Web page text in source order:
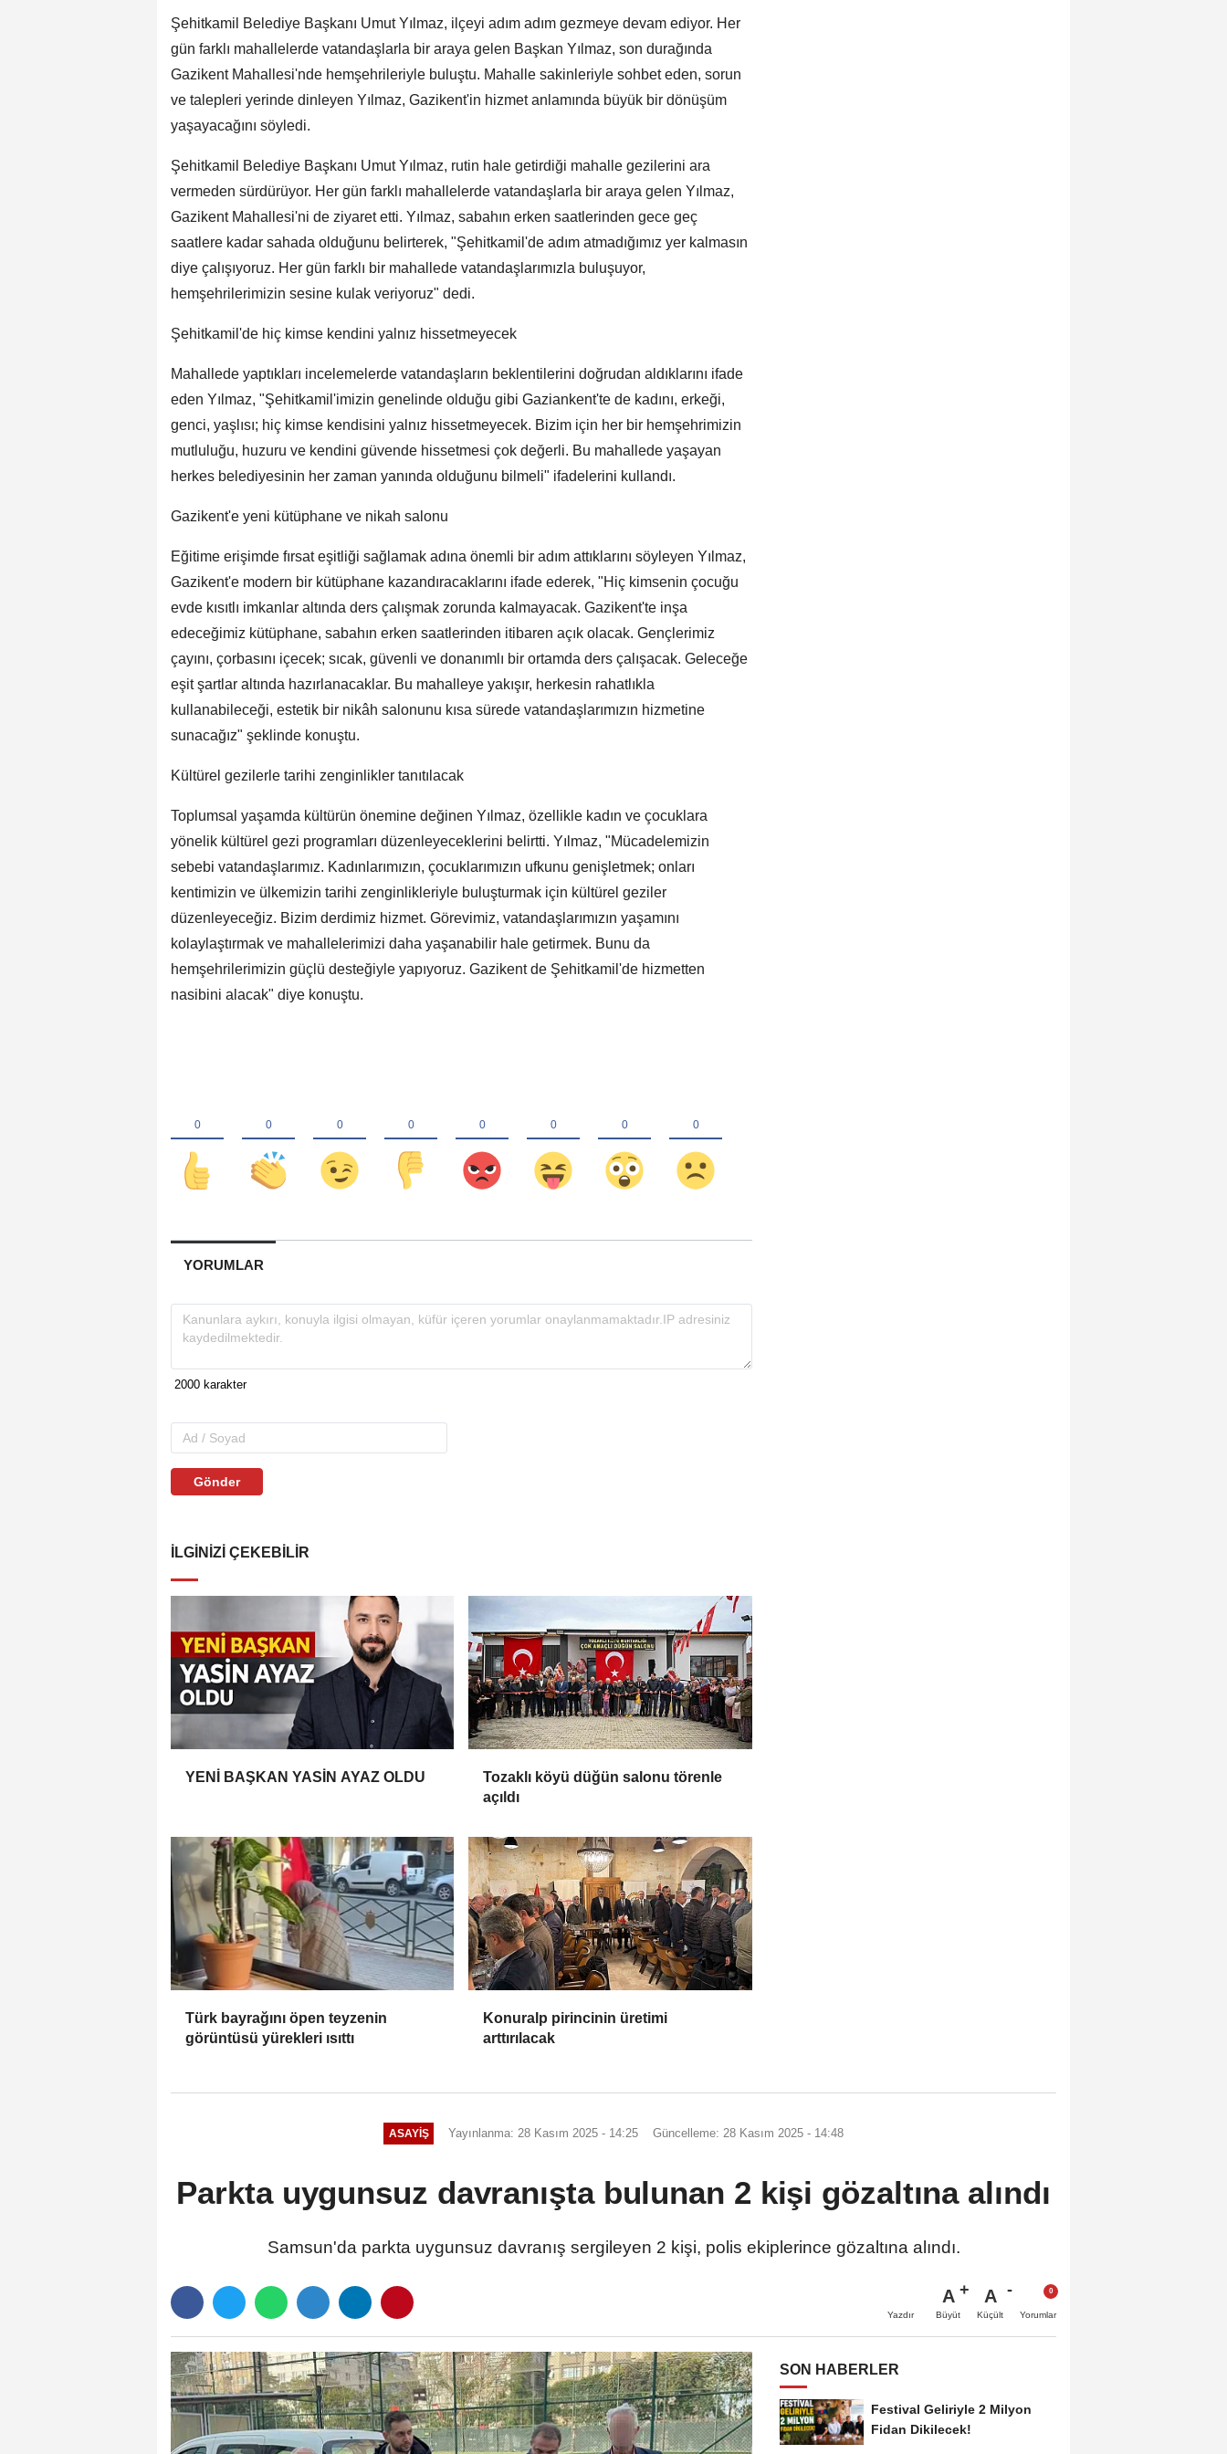
Şehitkamil Belediye Başkanı Umut Yılmaz, ilçeyi adım adım gezmeye devam ediyor. Her
gün farklı mahallelerde vatandaşlarla bir araya gelen Başkan Yılmaz, son durağında
Gazikent Mahallesi'nde hemşehrileriyle buluştu. Mahalle sakinleriyle sohbet eden, sorun
ve talepleri yerinde dinleyen Yılmaz, Gazikent'in hizmet anlamında büyük bir dönüşüm
yaşayacağını söyledi.
Şehitkamil Belediye Başkanı Umut Yılmaz, rutin hale getirdiği mahalle gezilerini ara
vermeden sürdürüyor. Her gün farklı mahallelerde vatandaşlarla bir araya gelen Yılmaz,
Gazikent Mahallesi'ni de ziyaret etti. Yılmaz, sabahın erken saatlerinden gece geç
saatlere kadar sahada olduğunu belirterek, "Şehitkamil'de adım atmadığımız yer kalmasın
diye çalışıyoruz. Her gün farklı bir mahallede vatandaşlarımızla buluşuyor,
hemşehrilerimizin sesine kulak veriyoruz" dedi.
Şehitkamil'de hiç kimse kendini yalnız hissetmeyecek
Mahallede yaptıkları incelemelerde vatandaşların beklentilerini doğrudan aldıklarını ifade
eden Yılmaz, "Şehitkamil'imizin genelinde olduğu gibi Gaziankent'te de kadını, erkeği,
genci, yaşlısı; hiç kimse kendisini yalnız hissetmeyecek. Bizim için her bir hemşehrimizin
mutluluğu, huzuru ve kendini güvende hissetmesi çok değerli. Bu mahallede yaşayan
herkes belediyesinin her zaman yanında olduğunu bilmeli" ifadelerini kullandı.
Gazikent'e yeni kütüphane ve nikah salonu
Eğitime erişimde fırsat eşitliği sağlamak adına önemli bir adım attıklarını söyleyen Yılmaz,
Gazikent'e modern bir kütüphane kazandıracaklarını ifade ederek, "Hiç kimsenin çocuğu
evde kısıtlı imkanlar altında ders çalışmak zorunda kalmayacak. Gazikent'te inşa
edeceğimiz kütüphane, sabahın erken saatlerinden itibaren açık olacak. Gençlerimiz
çayını, çorbasını içecek; sıcak, güvenli ve donanımlı bir ortamda ders çalışacak. Geleceğe
eşit şartlar altında hazırlanacaklar. Bu mahalleye yakışır, herkesin rahatlıkla
kullanabileceği, estetik bir nikâh salonunu kısa sürede vatandaşlarımızın hizmetine
sunacağız" şeklinde konuştu.
Kültürel gezilerle tarihi zenginlikler tanıtılacak
Toplumsal yaşamda kültürün önemine değinen Yılmaz, özellikle kadın ve çocuklara
yönelik kültürel gezi programları düzenleyeceklerini belirtti. Yılmaz, "Mücadelemizin
sebebi vatandaşlarımız. Kadınlarımızın, çocuklarımızın ufkunu genişletmek; onları
kentimizin ve ülkemizin tarihi zenginlikleriyle buluşturmak için kültürel geziler
düzenleyeceğiz. Bizim derdimiz hizmet. Görevimiz, vatandaşlarımızın yaşamını
kolaylaştırmak ve mahallelerimizi daha yaşanabilir hale getirmek. Bunu da
hemşehrilerimizin güçlü desteğiyle yapıyoruz. Gazikent de Şehitkamil'de hizmetten
nasibini alacak" diye konuştu.
YORUMLAR
Gönder
İLGINIZI ÇEKEBILIR
YENİ BAŞKAN YASİN AYAZ OLDU
Tozaklı köyü düğün salonu törenle
açıldı
Türk bayrağını öpen teyzenin
görüntüsü yürekleri ısıttı
Konuralp pirincinin üretimi
arttırılacak
ASAYIŞ Yayınlanma: 28 Kasım 2025 - 14:25 Güncelleme: 28 Kasım 2025 - 14:48
Parkta uygunsuz davranışta bulunan 2 kişi gözaltına alındı
Samsun'da parkta uygunsuz davranış sergileyen 2 kişi, polis ekiplerince gözaltına alındı.
Yazdır
A
Büyüt
A
Küçült Yorumlar
SON HABERLER
Festival Geliriyle 2 Milyon
Fidan Dikilecek!